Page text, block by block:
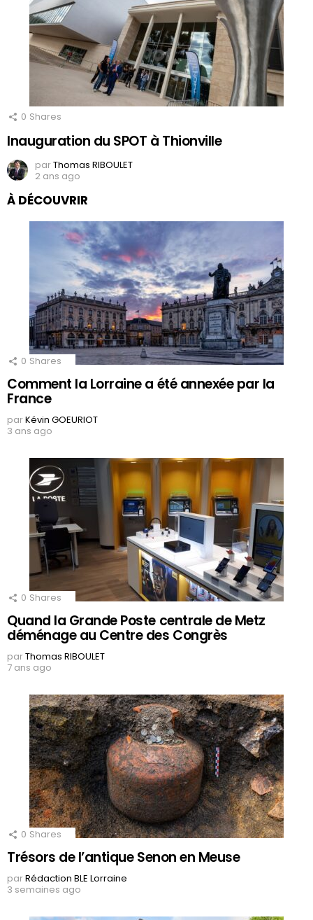
0 Shares
Inauguration du SPOT à Thionville
parThomas RIBOULET
2 ans ago
À DÉCOUVRIR
0 Shares
Comment la Lorraine a été annexée par la
France
parKévin GOEURIOT
3 ans ago
0 Shares
Quand la Grande Poste centrale de Metz
déménage au Centre des Congrès
parThomas RIBOULET
7 ans ago
0 Shares
Trésors de l’antique Senon en Meuse
parRédaction BLE Lorraine
3 semaines ago